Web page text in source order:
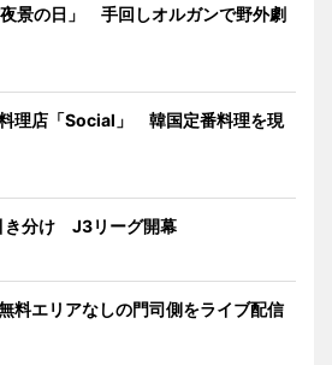
景の日」 手回しオルガンで野外劇
理店「Social」 韓国定番料理を現
き分け J3リーグ開幕
料エリアなしの門司側をライブ配信